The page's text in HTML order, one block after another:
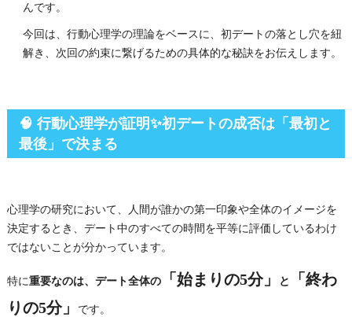
んです。
今回は、行動心理学の理論をベースに、初デートの落とし穴を紐
解き、次回の約束に繋げるための具体的な秘訣をお伝えします。
🧠 行動心理学が証明✨初デートの成否は「最初と
最後」で決まる
心理学の研究において、人間が誰かの第一印象や全体のイメージを
決定するとき、デート中のすべての時間を平等に評価しているわけ
ではないことが分かっています。
特に重要なのは、デート全体の「始まりの5分」 と
「終わ
りの5分」
です。